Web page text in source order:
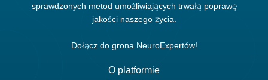
sprawdzonych metod umożliwiających trwałą poprawę
jakości naszego życia.
Dołącz do grona NeuroExpertów!
O platformie